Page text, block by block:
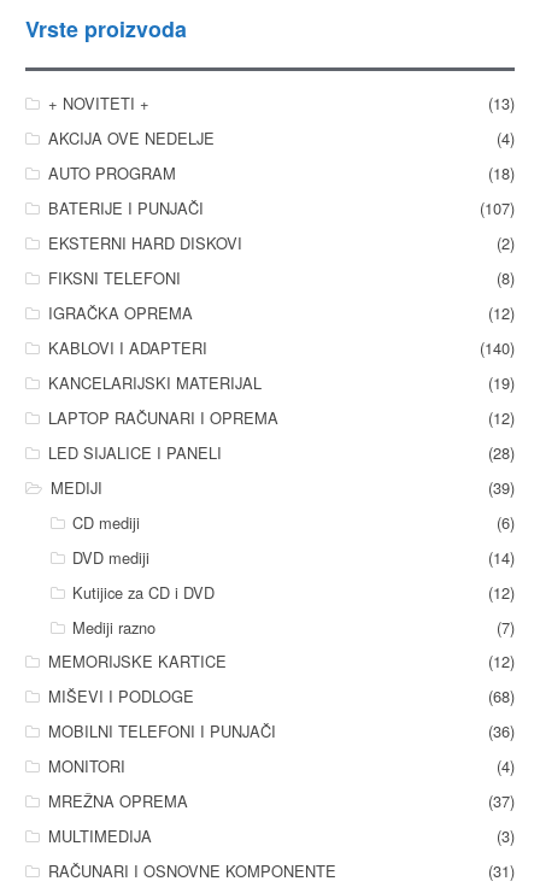
Vrste proizvoda
+ NOVITETI +
(13)
AKCIJA OVE NEDELJE
(4)
AUTO PROGRAM
(18)
BATERIJE I PUNJAČI
(107)
EKSTERNI HARD DISKOVI
(2)
FIKSNI TELEFONI
(8)
IGRAČKA OPREMA
(12)
KABLOVI I ADAPTERI
(140)
KANCELARIJSKI MATERIJAL
(19)
LAPTOP RAČUNARI I OPREMA
(12)
LED SIJALICE I PANELI
(28)
MEDIJI
(39)
CD mediji
(6)
DVD mediji
(14)
Kutijice za CD i DVD
(12)
Mediji razno
(7)
MEMORIJSKE KARTICE
(12)
MIŠEVI I PODLOGE
(68)
MOBILNI TELEFONI I PUNJAČI
(36)
MONITORI
(4)
MREŽNA OPREMA
(37)
MULTIMEDIJA
(3)
RAČUNARI I OSNOVNE KOMPONENTE
(31)